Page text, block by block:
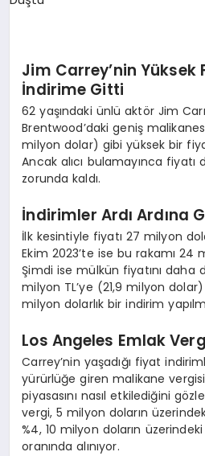
Jim Carrey’nin Yüksek
İndirime Gitti
62 yaşındaki ünlü aktör Jim
Brentwood’daki geniş
milyon dolar) gibi yüksek bir
Ancak alıcı bulamayınca
zorunda kaldı.
İndirimler Ardı Ardına
İlk kesintiyle fiyatı 27 milyon
Ekim 2023’te ise bu rakamı 24
Şimdi ise mülkün fiyatını daha
milyon TL’ye (21,9 milyon
milyon dolarlık bir indirim
Los Angeles Emlak
Carrey’nin yaşadığı fiyat
yürürlüğe giren malikane
piyasasını nasıl etkilediğini
vergi, 5 milyon doların
%4, 10 milyon doların
oranında alınıyor.